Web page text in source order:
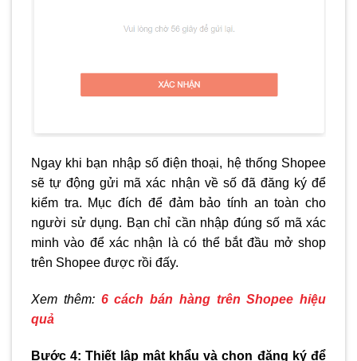
Ngay khi bạn nhập số điện thoại, hệ thống Shopee
sẽ tự động gửi mã xác nhận về số đã đăng ký để
kiểm tra. Mục đích để đảm bảo tính an toàn cho
người sử dụng. Bạn chỉ cần nhập đúng số mã xác
minh vào để xác nhận là có thể bắt đầu mở shop
trên Shopee được rồi đấy.
Xem thêm: 6 cách bán hàng trên Shopee hiệu
quả
Bước 4: Thiết lập mật khẩu và chọn đăng ký để